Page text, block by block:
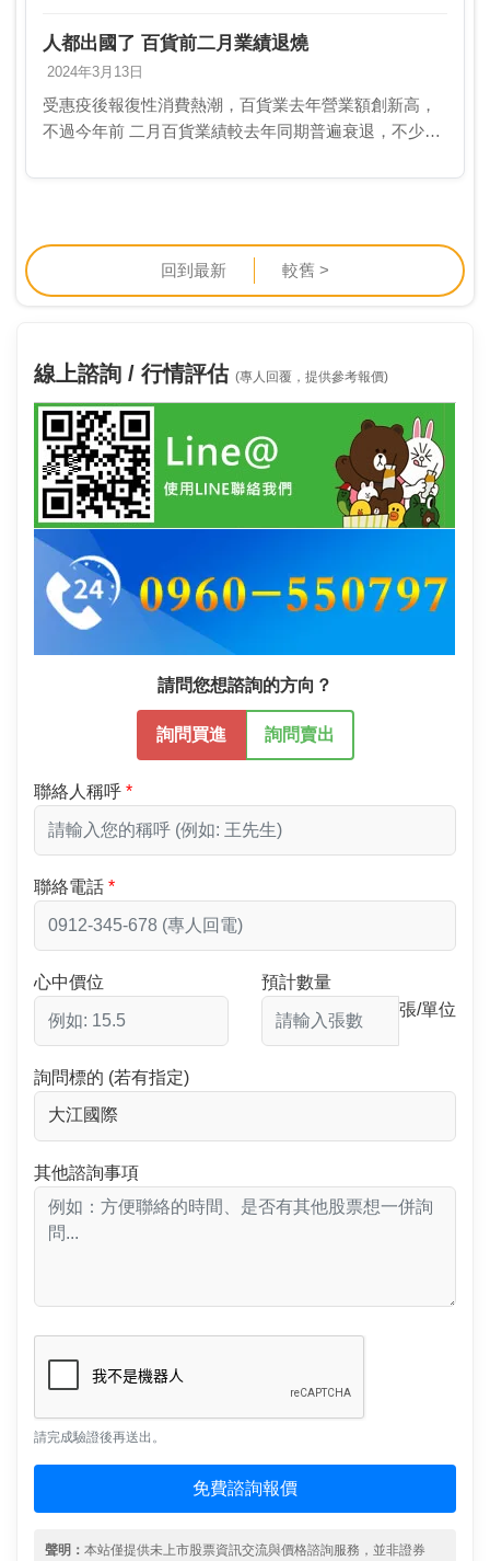
了」，從服飾、化妝品到精品的銷售量都比去年同期有
所減少。…
人都出國了 百貨前二月業績退燒
2024年3月13日
受惠疫後報復性消費熱潮，百貨業去年營業額創新高，
不過今年前 二月百貨業績較去年同期普遍衰退，不少百
售都較去年同期減少。前二月新光三越 、SOGO業績…
回到最新 較舊 >
線上諮詢 / 行情評估 (專人回覆，提供參考報價)
請問您想諮詢的方向？
詢問買進 詢問賣出
聯絡人稱呼
聯絡電話
心中價位
預計數量
張/單位
詢問標的 (若有指定)
其他諮詢事項
請完成驗證後再送出。
免費諮詢報價
聲明： 本站僅提供未上市股票資訊交流與價格諮詢服務，並非證券